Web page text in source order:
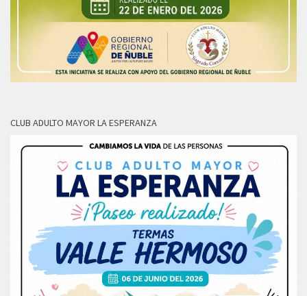
CLUB ADULTO MAYOR LA ESPERANZA